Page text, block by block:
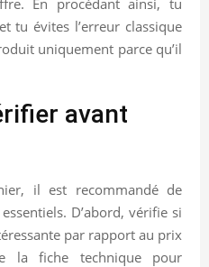
tu évites l’erreur classique
uniquement parce qu’il
avant
il est recommandé de
D’abord, vérifie si
par rapport au prix
la fiche technique pour